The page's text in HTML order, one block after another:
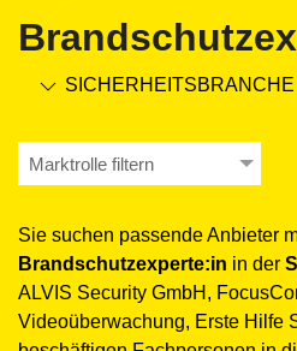
SICHERHEITS­BRANCHE
Marktrolle filtern
Sie suchen passende Anbieter
Brandschutzexperte:in in der
ALVIS Security GmbH,
Videoüberwachung, Erste Hilfe